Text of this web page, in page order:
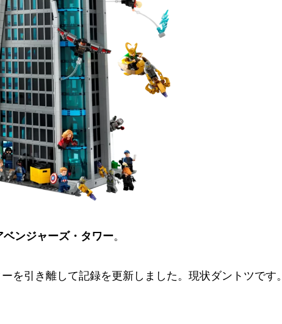
ベンジャーズ・タワー。
を引き離して記録を更新しました。現状ダントツです。